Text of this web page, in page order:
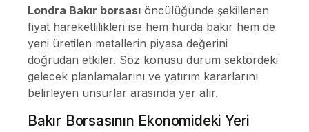
Londra Bakır borsası öncülüğünde şekillenen
fiyat hareketlilikleri ise hem hurda bakır hem de
yeni üretilen metallerin piyasa değerini
doğrudan etkiler. Söz konusu durum sektördeki
gelecek planlamalarını ve yatırım kararlarını
belirleyen unsurlar arasında yer alır.
Bakır Borsasının Ekonomideki Yeri